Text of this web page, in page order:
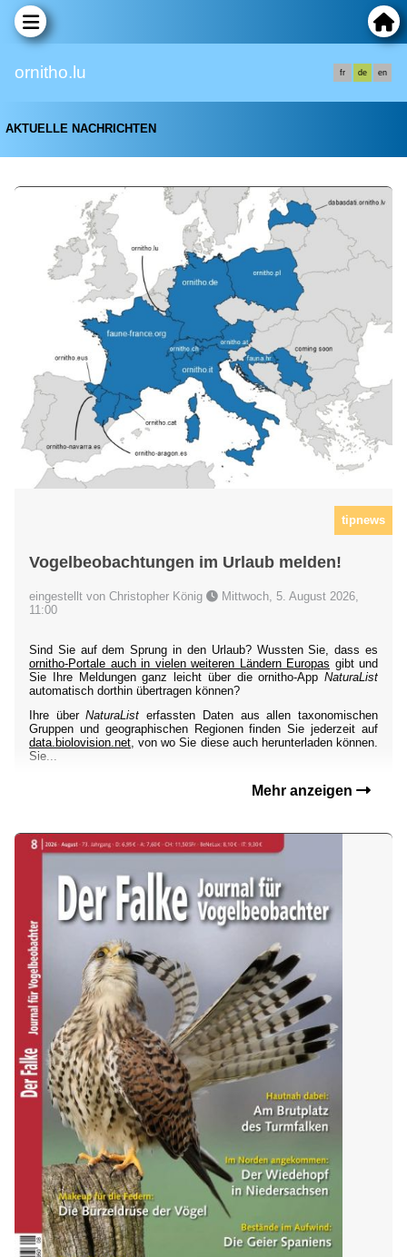
ornitho.lu fr de en
AKTUELLE NACHRICHTEN
tipnews
Vogelbeobachtungen im Urlaub melden!
eingestellt von Christopher König
Mittwoch, 5. August 2026,
11:00
Sind Sie auf dem Sprung in den Urlaub? Wussten Sie, dass es
ornitho-Portale auch in vielen weiteren Ländern Europas gibt und
Sie Ihre Meldungen ganz leicht über die ornitho-App NaturaList
automatisch dorthin übertragen können?
Ihre überNaturaList erfassten Daten aus allen taxonomischen
Gruppen und geographischen Regionen finden Sie jederzeit auf
data.biolovision.net, von wo Sie diese auch herunterladen können.
Sie...
Mehr anzeigen